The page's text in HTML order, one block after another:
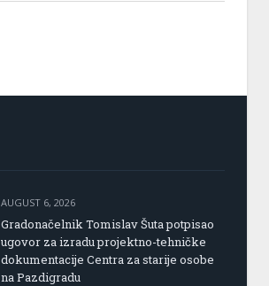
AUGUST 6, 2026
Gradonačelnik Tomislav Šuta potpisao
ugovor za izradu projektno-tehničke
dokumentacije Centra za starije osobe
na Pazdigradu